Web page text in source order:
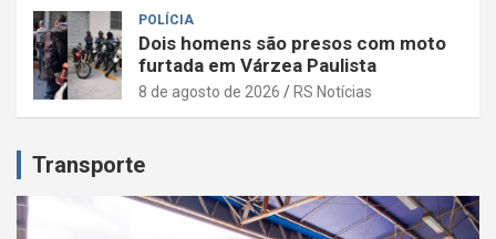
POLÍCIA
Dois homens são presos com moto
furtada em Várzea Paulista
8 de agosto de 2026 RS Notícias
Transporte